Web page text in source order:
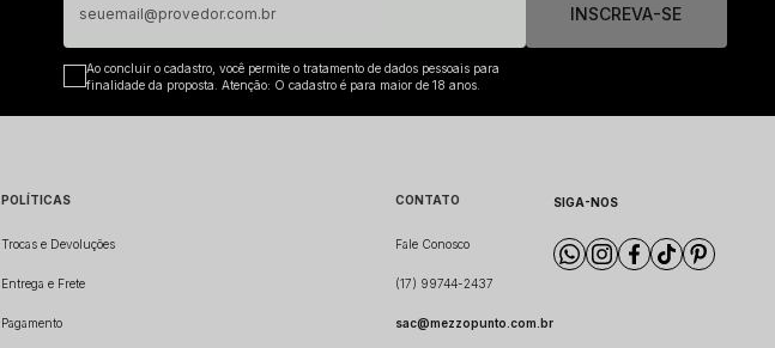
INSCREVA-SE
Ao concluir o cadastro, você permite o tratamento de dados pessoais para
finalidade da proposta. Atenção: O cadastro é para maior de 18 anos.
POLÍTICAS
Trocas e Devoluções
Entrega e Frete
Pagamento
CONTATO
Fale Conosco
(17) 99744-2437
sac@mezzopunto.com.br
SIGA-NOS